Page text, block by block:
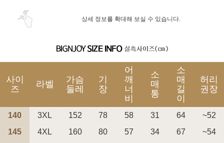
상세 정보를 확대해 보실 수 있습니다.
사이
즈
라벨
가슴
둘레
기
장
어
깨
너
비
소
매
통
소
매
길
이
허리
권장
140 3XL 152 78 58 31 64
~52
145
4XL 160 80 57 34 67
~54